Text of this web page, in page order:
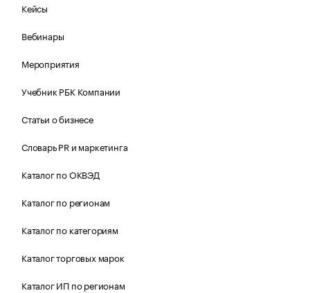
Кейсы
Вебинары
Мероприятия
Учебник РБК Компании
Статьи о бизнесе
Словарь PR и маркетинга
Каталог по ОКВЭД
Каталог по регионам
Каталог по категориям
Каталог торговых марок
Каталог ИП по регионам